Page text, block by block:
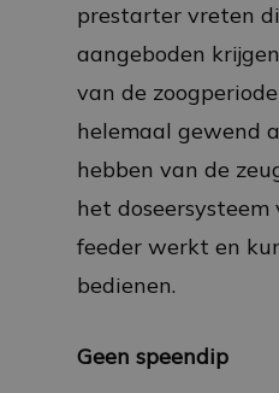
prestarter vreten
aangeboden
van de
helemaal gewend
hebben van de
het doseersysteem
feeder werkt en
bedienen.
Geen speendip